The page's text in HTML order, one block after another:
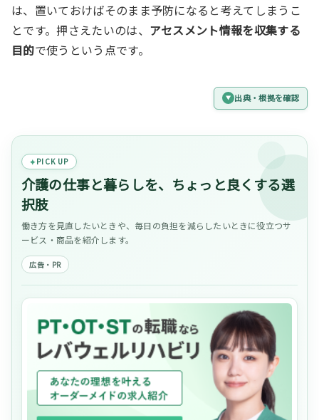
は、置いておけばそのまま予防になると考えてしまうこ
とです。押さえたいのは、 アセスメント情報を収集する
目的で使うという点です。
出典・根拠を確認
PICK UP
介護の仕事と暮らしを、ちょっと良くする選
択肢
働き方を見直したいときや、毎日の負担を減らしたいときに役立つサ
ービス・商品を紹介します。
広告・PR